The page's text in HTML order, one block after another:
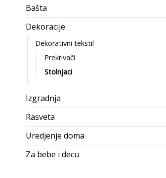
Bašta
Dekoracije
Dekorativni tekstil
Prekrivači
Stolnjaci
Izgradnja
Rasveta
Uredjenje doma
Za bebe i decu